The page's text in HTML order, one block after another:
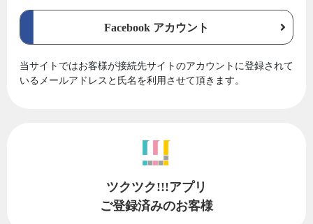
Facebook アカウント
当サイトではお客様が接続先サイトのアカウントに登録されて
いるメールアドレスと氏名を利用させて頂きます。
ツクツク!!!アプリ
ご登録済みのお客様